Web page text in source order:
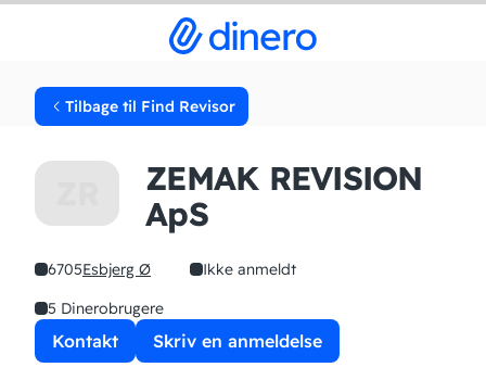
Tilbage til Find Revisor
ZEMAK REVISION
ApS
6705Esbjerg Ø
Ikke anmeldt
5 Dinerobrugere
Kontakt Skriv en anmeldelse